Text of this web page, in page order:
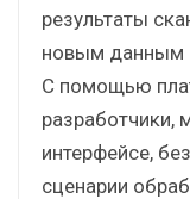
результаты
новым данным
С помощью
разработчики,
интерфейсе,
сценарии